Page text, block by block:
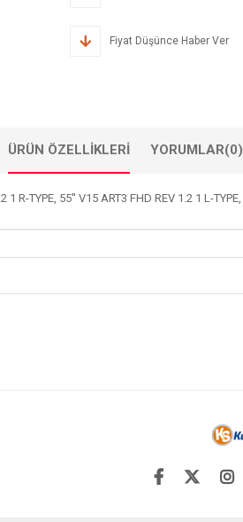
Fiyat Düşünce Haber Ver
ÜRÜN ÖZELLIKLERI YORUMLAR(0)
R-TYPE, 55'' V15 ART3 FHD REV 1.2 1 L-TYPE,